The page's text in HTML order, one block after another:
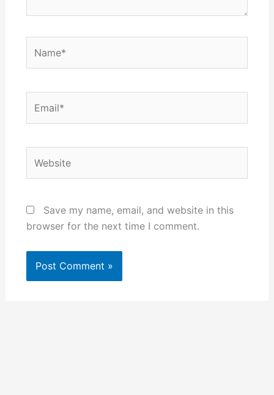
Save my name, email, and website in this
browser for the next time I comment.